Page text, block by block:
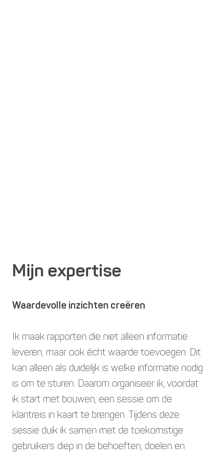
Mijn expertise
Waardevolle inzichten creëren
Ik maak rapporten die niet alleen informatie
leveren, maar ook écht waarde toevoegen. Dit
kan alleen als duidelijk is welke informatie nodig
is om te sturen. Daarom organiseer ik, voordat
ik start met bouwen, een sessie om de
klantreis in kaart te brengen. Tijdens deze
sessie duik ik samen met de toekomstige
gebruikers diep in de behoeften, doelen en